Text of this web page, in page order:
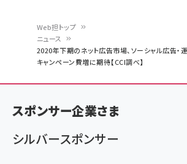
く
ず
Web担トップ
ニュース
2020年下期のネット広告市場、ソーシャル広告・
キャンペーン費増に期待【CCI調べ】
スポンサー企業さま
シルバースポンサー